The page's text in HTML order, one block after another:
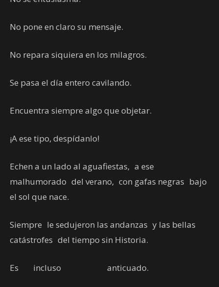
No pone en claro su mensaje.
No repara siquiera en los milagros.
Se pasa el día entero cavilando.
Encuentra siempre algo que objetar.
¡A ese tipo, despídanlo!
Echen a un lado al aguafiestas, a ese
malhumorado del verano, con gafas negras bajo
el sol que nace.
Siempre le sedujeron las andanzas y las bellas
catástrofes del tiempo sin Historia.
Es incluso anticuado.